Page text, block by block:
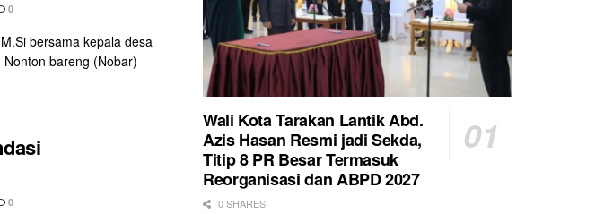
0
bersama kepala desa
bareng (Nobar)
0
Wali Kota Tarakan Lantik Abd.
Azis Hasan Resmi jadi Sekda,
Titip 8 PR Besar Termasuk
Reorganisasi dan ABPD 2027
0 SHARES